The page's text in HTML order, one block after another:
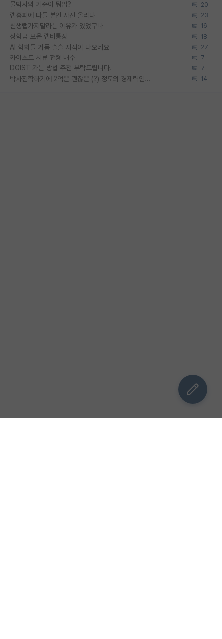
물박사의 기준이 뭐임? 20
랩홈피에 다들 본인 사진 올리냐 23
신생랩가지말라는 이유가 있었구나 16
장학금 모은 랩비통장 18
AI 학회들 거품 슬슬 지적이 나오네요 27
카이스트 서류 전형 배수 7
DGIST 가는 방법 추천 부탁드립니다. 7
박사진학하기에 2억은 괜찮은 (?) 정도의 경제력인가요 14